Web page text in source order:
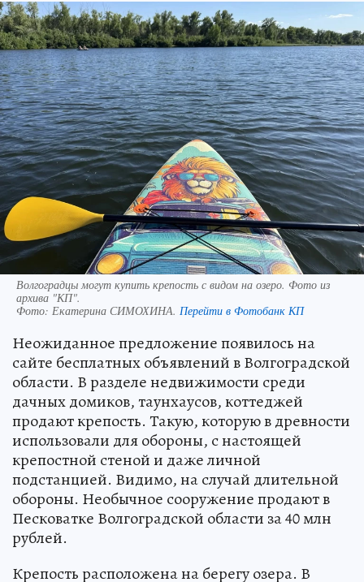
Волгоградцы могут купить крепость с видом на озеро. Фото из
архива "КП".
Фото: Екатерина СИМОХИНА. Перейти в Фотобанк КП
Неожиданное предложение появилось на
сайте бесплатных объявлений в Волгоградской
области. В разделе недвижимости среди
дачных домиков, таунхаусов, коттеджей
продают крепость. Такую, которую в древности
использовали для обороны, с настоящей
крепостной стеной и даже личной
подстанцией. Видимо, на случай длительной
обороны. Необычное сооружение продают в
Песковатке Волгоградской области за 40 млн
рублей.
Крепость расположена на берегу озера. В